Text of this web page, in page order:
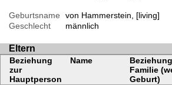
Geburtsname
von Hammerstein, [living]
Geschlecht
männlich
Eltern
Beziehung
zur
Hauptperson
Name
Familie
Geburt)